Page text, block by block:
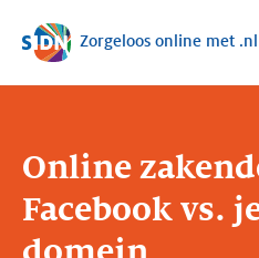
Sla navigatie over
Zorgeloos online met .nl
Online
Facebook vs.